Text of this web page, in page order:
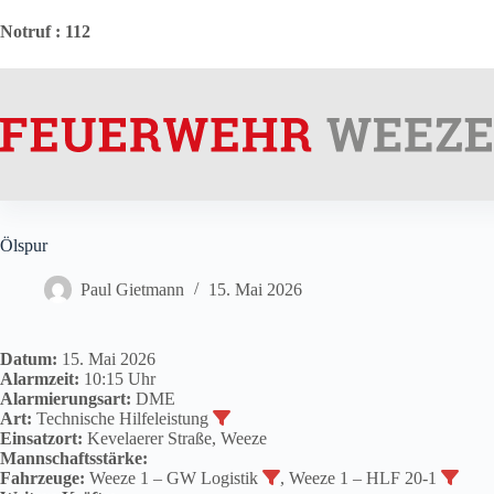
Inhalt
Notruf: 112
Ölspur
Paul Gietmann 15. Mai 2026
Datum: 15. Mai 2026
Alarmzeit: 10:15 Uhr
Alarmierungsart: DME
Art: Technische Hilfeleistung
Einsatzort: Kevelaerer Straße, Weeze
Mannschaftsstärke:
Fahrzeuge: Weeze 1 – GW Logistik
, Weeze 1 – HLF 20-1